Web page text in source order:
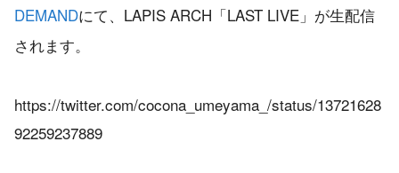
DEMANDにて、LAPIS ARCH「LAST LIVE」が生配信
されます。
https://twitter.com/cocona_umeyama_/status/13721628
92259237889